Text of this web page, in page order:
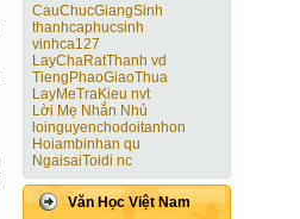
CauChucGiangSinh
thanhcaphucsinh
vinhca127
LayChaRatThanh vd
TiengPhaoGiaoThua
LayMeTraKieu nvt
Lời Mẹ Nhắn Nhủ
loinguyenchodoitanhon
Hoiambinhan qu
NgaisaiToidi nc
Văn Học Việt Nam